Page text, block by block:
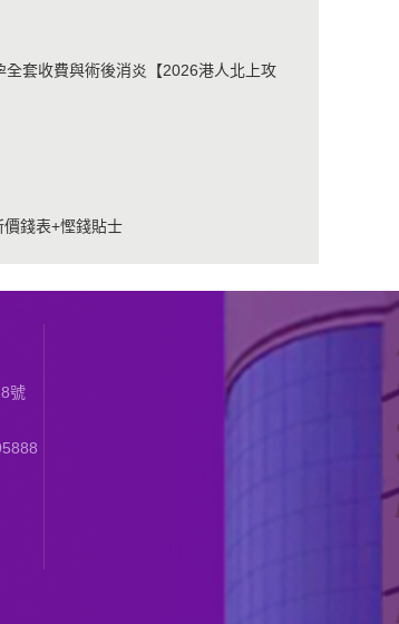
套收費與術後消炎【2026港人北上攻
錢表+慳錢貼士
號